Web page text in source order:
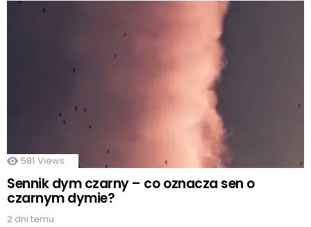
581 Views
Sennik dym czarny – co oznacza sen o
czarnym dymie?
2 dni temu